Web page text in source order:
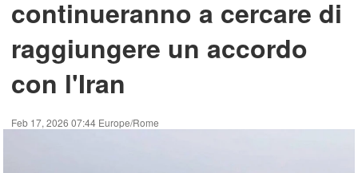
continueranno a cercare di
raggiungere un accordo
con l'Iran
Feb 17, 2026 07:44 Europe/Rome